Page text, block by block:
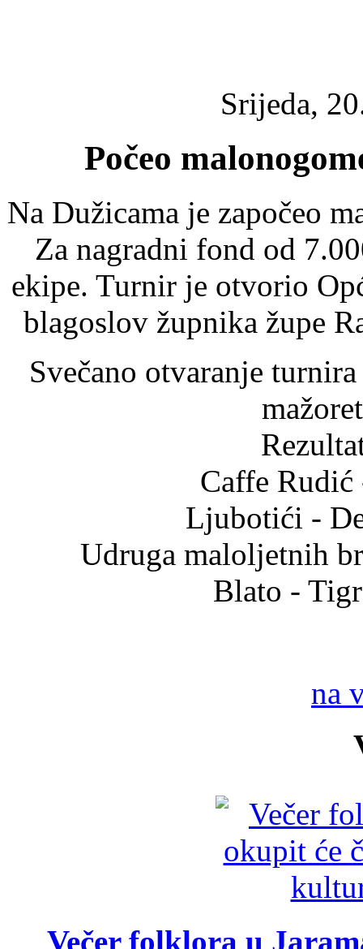
Srijeda,
Počeo
Na Dužicama je započeo
Za nagradni fond od
ekipe. Turnir je otvorio
blagoslov župnika župe
Svečano otvaranje
Caffe
Ljubotići -
Udruga maloljetnih
Blato -
na
Večer folklora u